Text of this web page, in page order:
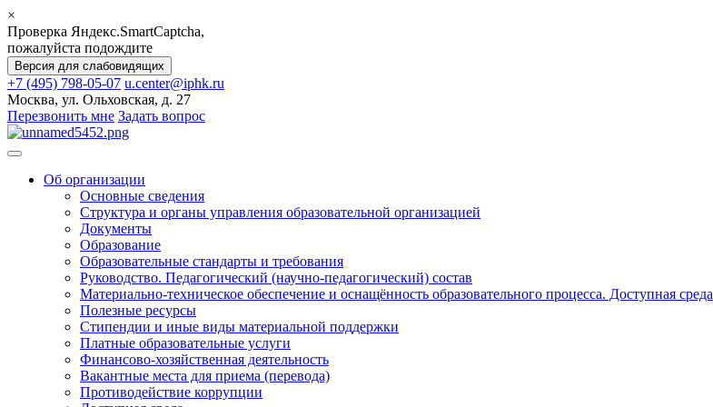
×
Проверка Яндекс.SmartCaptcha,
пожалуйста подождите
Версия для слабовидящих
+7 (495) 798-05-07 u.center@iphk.ru
Москва, ул. Ольховская, д. 27
Перезвонить мне Задать вопрос
Об организации
Основные сведения
Структура и органы управления образовательной организацией
Документы
Образование
Образовательные стандарты и требования
Руководство. Педагогический (научно-педагогический) состав
Материально-техническое обеспечение и оснащённость образовательного процесса. Доступная среда
Полезные ресурсы
Стипендии и иные виды материальной поддержки
Платные образовательные услуги
Финансово-хозяйственная деятельность
Вакантные места для приема (перевода)
Противодействие коррупции